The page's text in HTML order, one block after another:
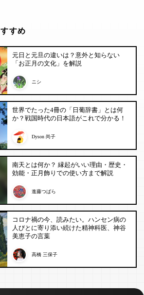
すめ
元日と元旦の違いは？意外と知らない
「お正月の文化」を解説
ニシ
世界でたった4冊の「日葡辞書」とは何
か？戦国時代の日本語がこれで分かる！
Dyson 尚子
南天とは何か？ 縁起がいい理由・歴史・
効能・正月飾りでの使い方まで解説
進藤つばら
コロナ禍の今、読みたい。ハンセン病の
人びとに寄り添い続けた精神科医、神谷
美恵子の言葉
高橋 三保子